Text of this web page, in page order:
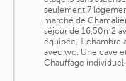
seulement 7
marché de
séjour de 16,50m2
équipée, 1 chambre
avec wc. Une cave
Chauffage individuel